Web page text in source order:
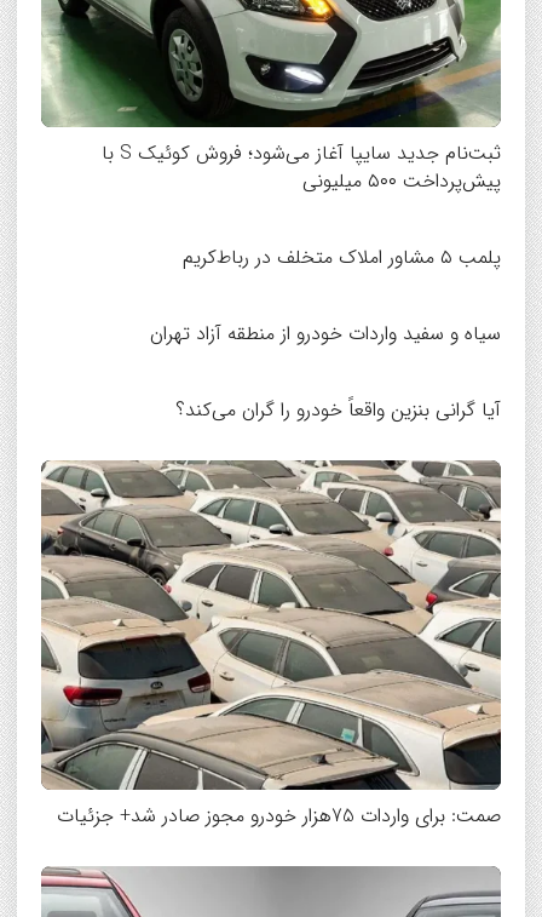
ثبت‌نام جدید سایپا آغاز می‌شود؛ فروش کوئیک S با
پیش‌پرداخت ۵۰۰ میلیونی
پلمب ۵ مشاور املاک متخلف در رباط‌کریم
سیاه و سفید واردات خودرو از منطقه آزاد تهران
آیا گرانی بنزین واقعاً خودرو را گران می‌کند؟
صمت: برای واردات 75هزار خودرو مجوز صادر شد+ جزئیات